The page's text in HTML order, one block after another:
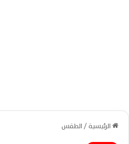
الرئيسية/الطقس